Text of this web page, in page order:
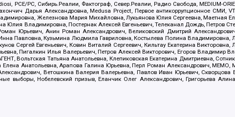
PCE/PC, Сибирь.Реалии, Фактограф, Север.Реалии, Радио Свобода, MEDIUM-
Дарья Александровна, Medusa Project, Первое антикоррупционное СМИ,
Железнова Мария Михайловна, Лукьянова Юлия Сергеевна, Маетная
Владимировна, Постернак Алексей Евгеньевич, Телеканал Дождь, Петров
Юрьевич, Анин Роман Александрович, Великовский Дмитрий
Павловна, Кузьмина Людмила Гавриловна, Костылева Полина
Сергей Евгеньевич, Ковин Виталий Сергеевич, Кильтау Екатерина
Пигалкин Илья Валерьевич, Петров Алексей Викторович, Егоров Владимир
Вольтская Татьяна Анатольевна, Клепиковская Екатерина Дмитриевна,
Анатольевна, Арапова Галина Юрьевна, Перл Роман Александрович, МЕМО,
Ветошкина Валерия Валерьевна, Павлов Иван Юрьевич, Скворцова
выборы, Нобелевский призыв, Еланчик Олег Александрович, Григорьева